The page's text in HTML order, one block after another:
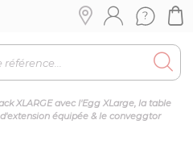
XLARGE avec l'Egg XLarge, la table
équipée & le conveggtor